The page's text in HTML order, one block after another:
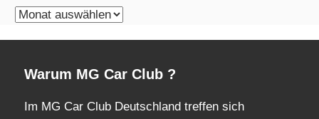
monatliches
Warum MG Car Club ?
Im MG Car Club Deutschland treffen sich